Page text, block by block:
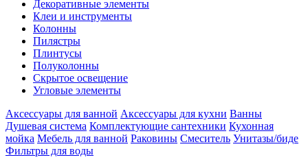
Декоративные элементы
Клеи и инструменты
Колонны
Пилястры
Плинтусы
Полуколонны
Скрытое освещение
Угловые элементы
Аксессуары для ванной Аксессуары для кухни Ванны
Душевая система Комплектующие сантехники Кухонная
мойка Мебель для ванной Раковины Смеситель Унитазы/биде
Фильтры для воды